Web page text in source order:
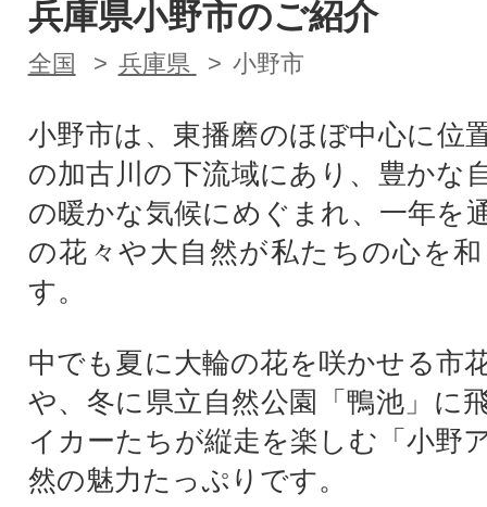
兵庫県小野市のご紹介
全国 兵庫県 小野市
小野市は、東播磨のほぼ中心に位
の加古川の下流域にあり、豊かな
の暖かな気候にめぐまれ、一年を
の花々や大自然が私たちの心を
す。
中でも夏に大輪の花を咲かせる市
や、冬に県立自然公園「鴨池」に
イカーたちが縦走を楽しむ「小野
然の魅力たっぷりです。